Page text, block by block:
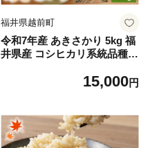
福井県越前町
令和7年産 あきさかり 5kg 福
井県産 コシヒカリ系統品種
キロ】 [e30-a093]15,000円